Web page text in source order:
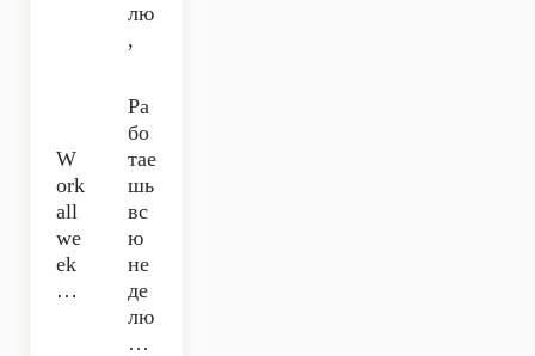
лю
,
W
ork
all
we
ek
…
Ра
бо
тае
шь
вс
ю
не
де
лю
…